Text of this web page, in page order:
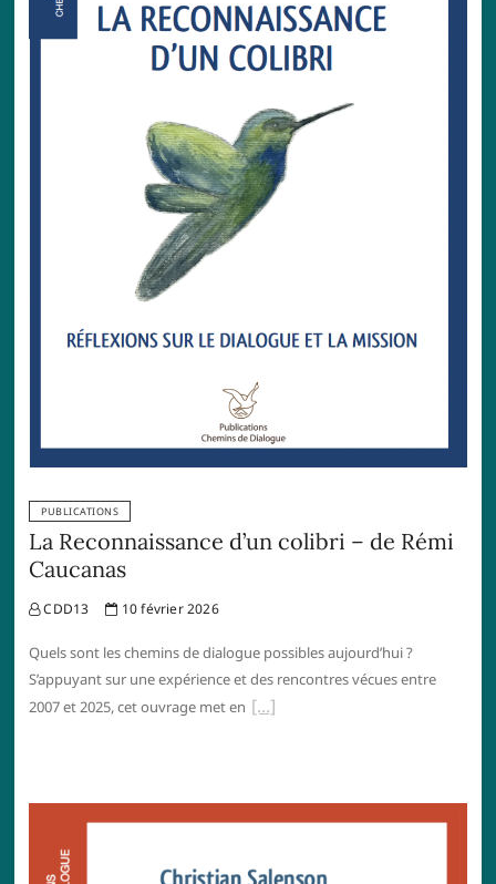
PUBLICATIONS
La Reconnaissance d’un colibri – de Rémi
Caucanas
CDD13 10 février 2026
Quels sont les chemins de dialogue possibles aujourd’hui ?
S’appuyant sur une expérience et des rencontres vécues entre
2007 et 2025, cet ouvrage met en